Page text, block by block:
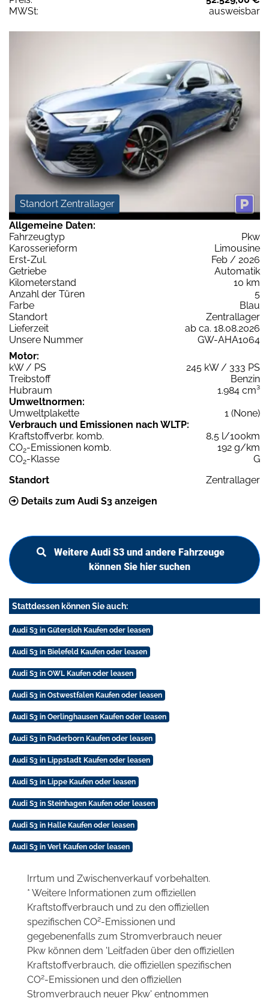
MWSt:
ausweisbar
Standort Zentrallager
Allgemeine Daten:
Fahrzeugtyp
Pkw
Karosserieform
Limousine
Erst-Zul.
Feb / 2026
Getriebe
Automatik
Kilometerstand
10 km
Anzahl der Türen
5
Farbe
Blau
Standort
Zentrallager
Lieferzeit
ab ca. 18.08.2026
Unsere Nummer
GW-AHA1064
Motor:
kW / PS
245 kW / 333 PS
Treibstoff
Benzin
Hubraum
1.984 cm³
Umweltnormen:
Umweltplakette
1 (None)
Verbrauch und Emissionen nach WLTP:
Kraftstoffverbr. komb.
8,5 l/100km
CO2-Emissionen komb.
192 g/km
CO2-Klasse
G
Standort
Zentrallager
Details zum Audi S3 anzeigen
Weitere Audi S3 und andere Fahrzeuge
können Sie hier suchen
Stattdessen können Sie auch:
Audi S3 in Gütersloh Kaufen oder leasen
Audi S3 in Bielefeld Kaufen oder leasen
Audi S3 in OWL Kaufen oder leasen
Audi S3 in Ostwestfalen Kaufen oder leasen
Audi S3 in Oerlinghausen Kaufen oder leasen
Audi S3 in Paderborn Kaufen oder leasen
Audi S3 in Lippstadt Kaufen oder leasen
Audi S3 in Lippe Kaufen oder leasen
Audi S3 in Steinhagen Kaufen oder leasen
Audi S3 in Halle Kaufen oder leasen
Audi S3 in Verl Kaufen oder leasen
Irrtum und Zwischenverkauf vorbehalten.
* Weitere Informationen zum offiziellen
Kraftstoffverbrauch und zu den offiziellen
spezifischen CO2-Emissionen und
gegebenenfalls zum Stromverbrauch neuer
Pkw können dem 'Leitfaden über den offiziellen
Kraftstoffverbrauch, die offiziellen spezifischen
CO2-Emissionen und den offiziellen
Stromverbrauch neuer Pkw' entnommen